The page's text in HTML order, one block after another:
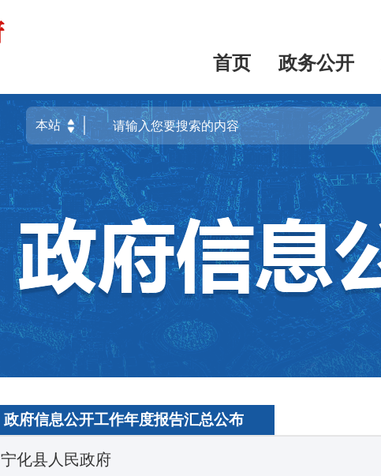
首页 政务公开
政府信息公开工作年度报告汇总公布
宁化县人民政府